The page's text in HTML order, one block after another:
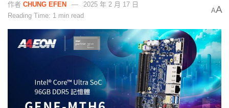
作者 CHUNG EFEN
2025 年 2 月 17 日
Reading Time: 1 min read
AA